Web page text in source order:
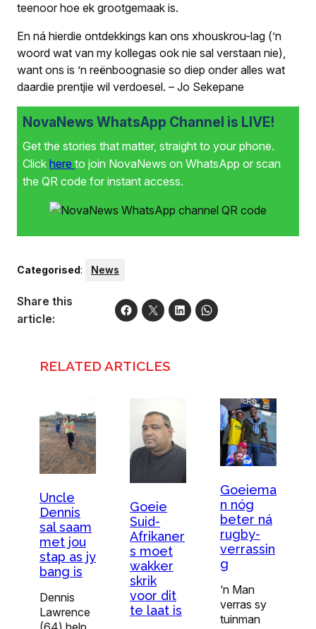
teenoor hoe ek grootgemaak is.
En ná hierdie ontdekkings kan ons xhouskrou-lag (’n
woord wat van my kollegas ook nie sal verstaan nie),
want ons is ’n reënboognasie so diep onder alles wat
daardie prentjie wil verdoesel. – Jo Sekepane
NovaNews WhatsApp Channel is LIVE!
Get the stories that matter, straight to your phone.
Click here to join NovaNews on WhatsApp or scan
the QR code for instant access.
Categorised: News
Share this
article:
RELATED ARTICLES
Uncle
Dennis
sal saam
met jou
stap as jy
bang is
Dennis
Lawrence
Goeie
Suid-
Afrikaner
s moet
wakker
skrik
voor dit
te laat is
Goeiema
n nóg
beter ná
rugby-
verrassin
g
‘n Man
verras sy
tuinman